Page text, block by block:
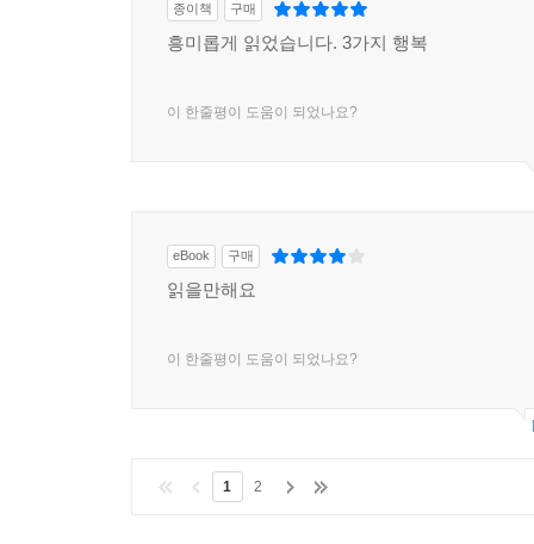
종이책 구매
흥미롭게 읽었습니다. 3가지 행복
이 한줄평이 도움이 되었나요?
eBook 구매
읽을만해요
이 한줄평이 도움이 되었나요?
1 2